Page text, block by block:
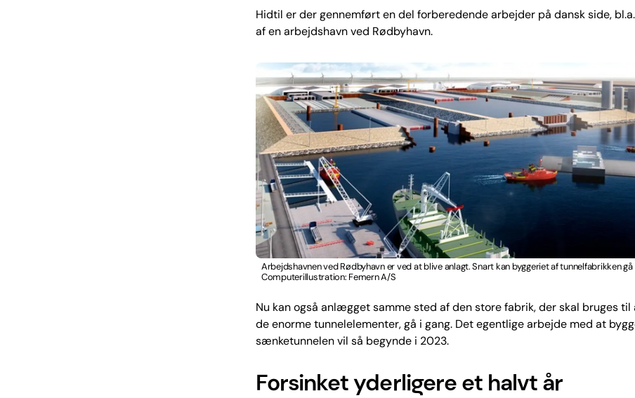
Hidtil er der gennemført en del forberedende arbejder på dansk side,
af en arbejdshavn ved Rødbyhavn.
Arbejdshavnen ved Rødbyhavn er ved at blive anlagt. Snart kan byggeriet af tunnelfabrikken gå
Computerillustration: Femern A/S
Nu kan også anlægget samme sted af den store fabrik, der skal bruges
de enorme tunnelelementer, gå i gang. Det egentlige arbejde med at
sænketunnelen vil så begynde i 2023.
Forsinket yderligere et halvt år